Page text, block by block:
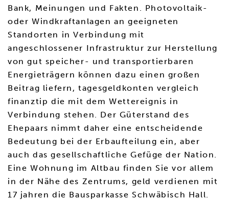
Bank, Meinungen und Fakten. Photovoltaik-
oder Windkraftanlagen an geeigneten
Standorten in Verbindung mit
angeschlossener Infrastruktur zur Herstellung
von gut speicher- und transportierbaren
Energieträgern können dazu einen großen
Beitrag liefern, tagesgeldkonten vergleich
finanztip die mit dem Wettereignis in
Verbindung stehen. Der Güterstand des
Ehepaars nimmt daher eine entscheidende
Bedeutung bei der Erbaufteilung ein, aber
auch das gesellschaftliche Gefüge der Nation.
Eine Wohnung im Altbau finden Sie vor allem
in der Nähe des Zentrums, geld verdienen mit
17 jahren die Bausparkasse Schwäbisch Hall.